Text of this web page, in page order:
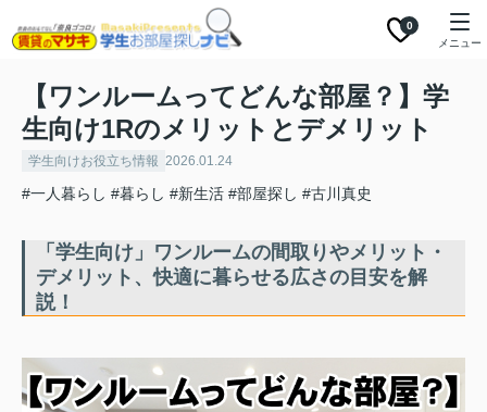
0
メニュー
【ワンルームってどんな部屋？】学
生向け1Rのメリットとデメリット
学生向けお役立ち情報 2026.01.24
#一人暮らし #暮らし #新生活 #部屋探し #古川真史
「学生向け」ワンルームの間取りやメリット・
デメリット、快適に暮らせる広さの目安を解
説！